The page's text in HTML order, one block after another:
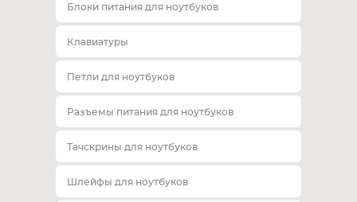
Блоки питания для ноутбуков
Клавиатуры
Петли для ноутбуков
Разъемы питания для ноутбуков
Тачскрины для ноутбуков
Шлейфы для ноутбуков